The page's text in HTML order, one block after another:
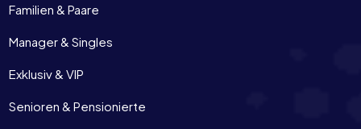
Familien & Paare
Manager & Singles
Exklusiv & VIP
Senioren & Pensionierte